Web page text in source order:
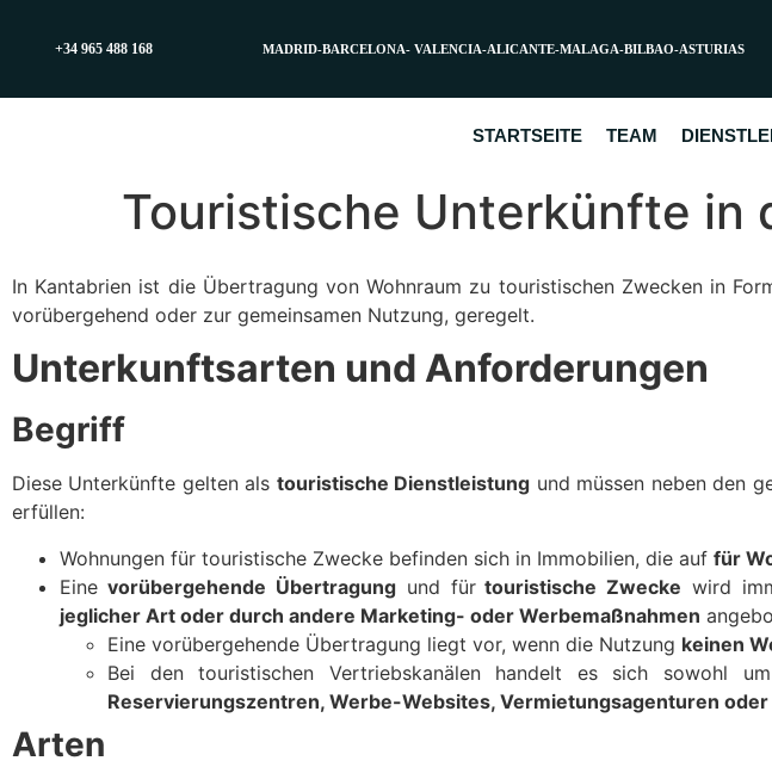
+34 965 488 168 MADRID-BARCELONA- VALENCIA-ALICANTE-MALAGA-BILBAO-ASTURIAS
STARTSEITE TEAM
Touristische Unterkünfte in
In Kantabrien ist die Übertragung von Wohnraum zu touristischen Zwecken in
vorübergehend oder zur gemeinsamen Nutzung, geregelt.
Unterkunftsarten und Anforderungen
Begriff
Diese Unterkünfte gelten als touristische Dienstleistung und müssen neben den
erfüllen:
Wohnungen für touristische Zwecke befinden sich in Immobilien, die auf für
Eine vorübergehende Übertragungund fürtouristische Zwecke wird
jeglicher Art oder durch andere Marketing- oder Werbemaßnahmen
Eine vorübergehende Übertragung liegt vor, wenn die Nutzung keinen
Bei den touristischen Vertriebskanälen handelt es sich sowohl
Reservierungszentren, Werbe-Websites, Vermietungsagenturen
Arten